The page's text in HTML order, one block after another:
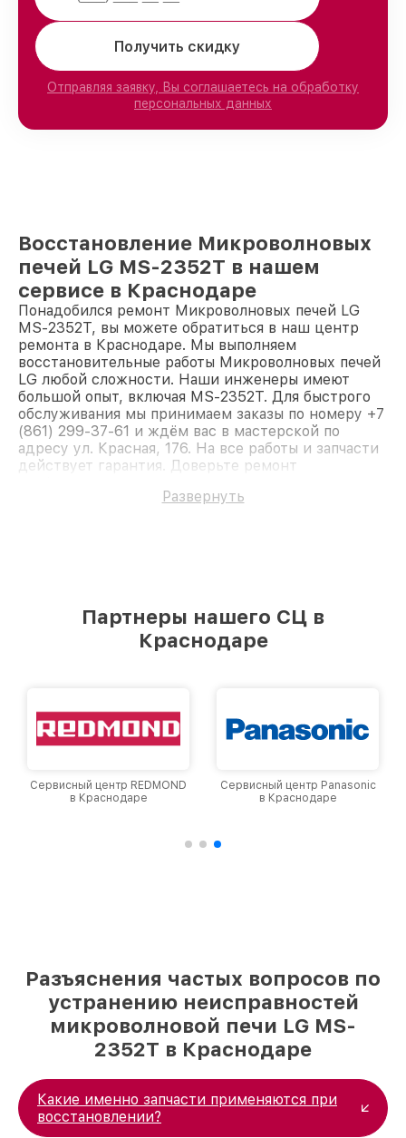
Получить скидку
Отправляя заявку, Вы соглашаетесь на обработку
персональных данных
Восстановление Микроволновых
печей LG MS-2352T в нашем
сервисе в Краснодаре
Понадобился ремонт Микроволновых печей LG
MS-2352T, вы можете обратиться в наш центр
ремонта в Краснодаре. Мы выполняем
восстановительные работы Микроволновых печей
LG любой сложности. Наши инженеры имеют
большой опыт, включая MS-2352T. Для быстрого
обслуживания мы принимаем заказы по номеру +7
(861) 299-37-61 и ждём вас в мастерской по
адресу ул. Красная, 176. На все работы и запчасти
действует гарантия. Доверьте ремонт
Развернуть
Партнеры нашего СЦ в
Краснодаре
Сервисный центр REDMOND
в Краснодаре
Сервисный центр Panasonic
в Краснодаре
Разъяснения частых вопросов по
устранению неисправностей
микроволновой печи LG MS-
2352T в Краснодаре
Какие именно запчасти применяются при
восстановлении?